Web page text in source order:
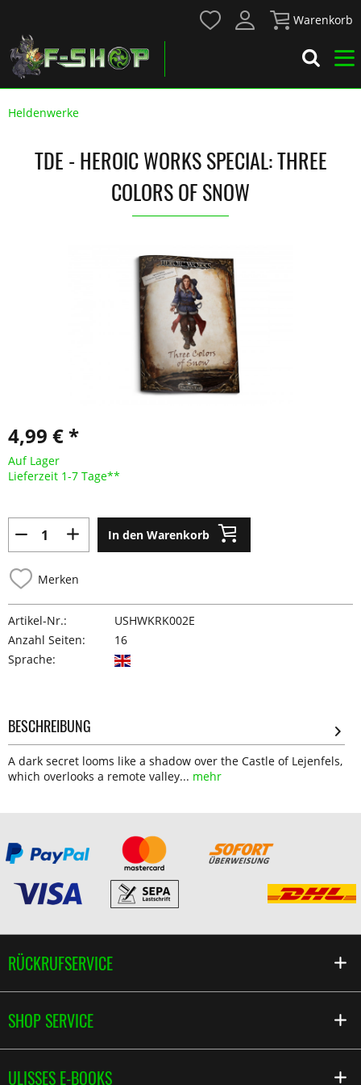
Warenkorb
Heldenwerke
TDE - HEROIC WORKS SPECIAL: THREE
COLORS OF SNOW
4,99 € *
Auf Lager
Lieferzeit 1-7 Tage**
In den Warenkorb
Merken
Artikel-Nr.:
USHWKRK002E
Anzahl Seiten:
16
Sprache:
BESCHREIBUNG
A dark secret looms like a shadow over the Castle of Lejenfels,
which overlooks a remote valley... mehr
RÜCKRUFSERVICE
SHOP SERVICE
ULISSES E-BOOKS